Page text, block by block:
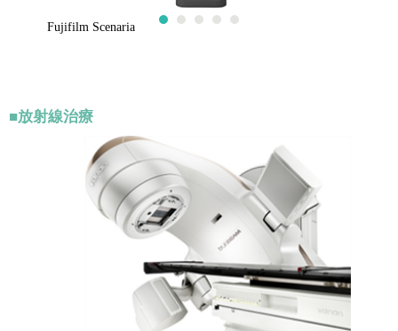
Fujifilm Scenaria
■放射線治療